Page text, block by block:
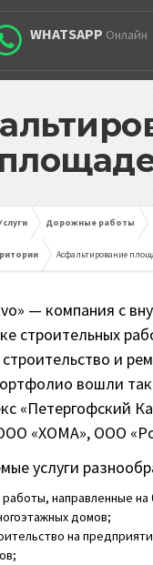
WHATSAPP Онлайн
Дорожные работы
Асфальтирование
— компания с
строительных
и
вошли
«Петергофский
«ХОМА», ООО
услуги
направленные на
домов;
на